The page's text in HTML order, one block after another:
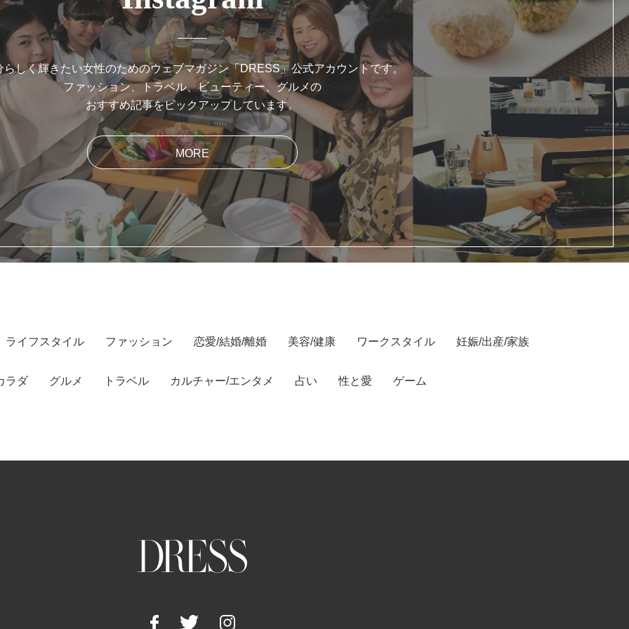
らしく輝きたい女性のためのウェブマガジン「DRESS」公式アカウントです。
ファッション、トラベル、ビューティー、グルメの
おすすめ記事をピックアップしています。
MORE
ライフスタイル ファッション 恋愛/結婚/離婚 美容/健康 ワークスタイル 妊娠/出産/家族
ラダ グルメ トラベル カルチャー/エンタメ 占い 性と愛 ゲーム